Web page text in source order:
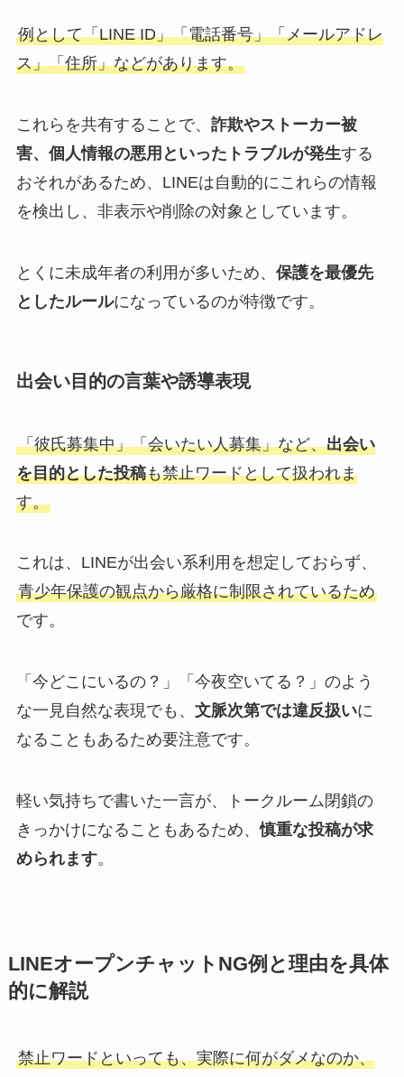
例として「LINE ID」「電話番号」「メールアドレ
ス」「住所」などがあります。
これらを共有することで、 詐欺やストーカー被
害、個人情報の悪用といったトラブルが発生する
おそれがあるため、LINEは自動的にこれらの情報
を検出し、非表示や削除の対象としています。
とくに未成年者の利用が多いため、 保護を最優先
としたルールになっているのが特徴です。
出会い目的の言葉や誘導表現
「彼氏募集中」「会いたい人募集」など、出会い
を目的とした投稿も禁止ワードとして扱われま
す。
これは、LINEが出会い系利用を想定しておらず、
青少年保護の観点から厳格に制限されているため
です。
「今どこにいるの？」「今夜空いてる？」のよう
な一見自然な表現でも、 文脈次第では違反扱いに
なることもあるため要注意です。
軽い気持ちで書いた一言が、トークルーム閉鎖の
きっかけになることもあるため、慎重な投稿が求
められます。
LINEオープンチャットNG例と理由を具体
的に解説
禁止ワードといっても、実際に何がダメなのか、